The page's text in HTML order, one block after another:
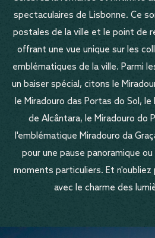
spectaculaires de Lisbonne. Ce
postales de la ville et le point de
offrant une vue unique sur les
emblématiques de la ville. Parmi
un baiser spécial, citons le
le Miradouro das Portas do Sol, le
de Alcântara, le Miradouro do
l'emblématique Miradouro da
pour une pause panoramique
moments particuliers. Et
avec le charme des